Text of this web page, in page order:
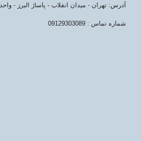
آدرس: تهران - میدان انقلاب - پاساژ البرز - واحد 15
شماره تماس : 09129303089